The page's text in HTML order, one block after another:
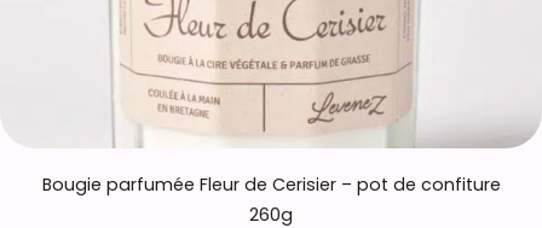
Bougie parfumée Fleur de Cerisier – pot de confiture
260g